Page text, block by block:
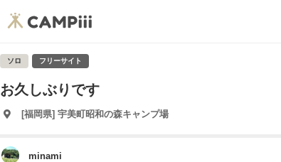
ソロ フリーサイト
お久しぶりです
[福岡県] 宇美町昭和の森キャンプ場
minami